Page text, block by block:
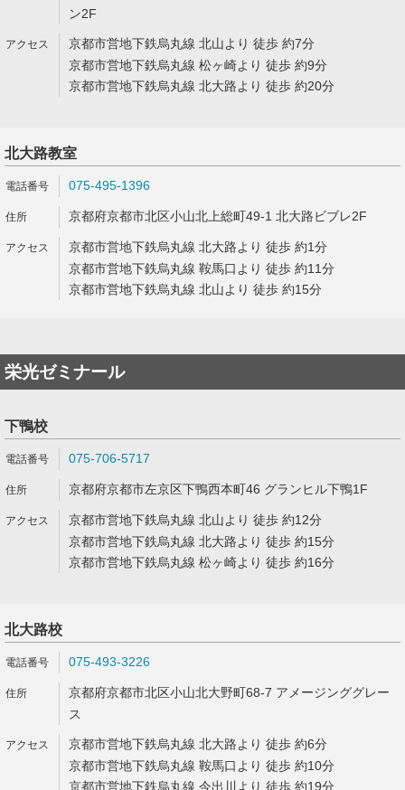
ン2F
京都市営地下鉄烏丸線 北山より 徒歩 約7分
京都市営地下鉄烏丸線 松ヶ崎より 徒歩 約9分
京都市営地下鉄烏丸線 北大路より 徒歩 約20分
北大路教室
075-495-1396
京都府京都市北区小山北上総町49-1 北大路ビブレ2F
京都市営地下鉄烏丸線 北大路より 徒歩 約1分
京都市営地下鉄烏丸線 鞍馬口より 徒歩 約11分
京都市営地下鉄烏丸線 北山より 徒歩 約15分
栄光ゼミナール
下鴨校
075-706-5717
京都府京都市左京区下鴨西本町46 グランヒル下鴨1F
京都市営地下鉄烏丸線 北山より 徒歩 約12分
京都市営地下鉄烏丸線 北大路より 徒歩 約15分
京都市営地下鉄烏丸線 松ヶ崎より 徒歩 約16分
北大路校
075-493-3226
京都府京都市北区小山北大野町68-7 アメージンググレー
ス
京都市営地下鉄烏丸線 北大路より 徒歩 約6分
京都市営地下鉄烏丸線 鞍馬口より 徒歩 約10分
京都市営地下鉄烏丸線 今出川より 徒歩 約19分